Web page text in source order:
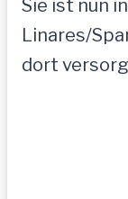
Sie ist nun
Linares/
dort